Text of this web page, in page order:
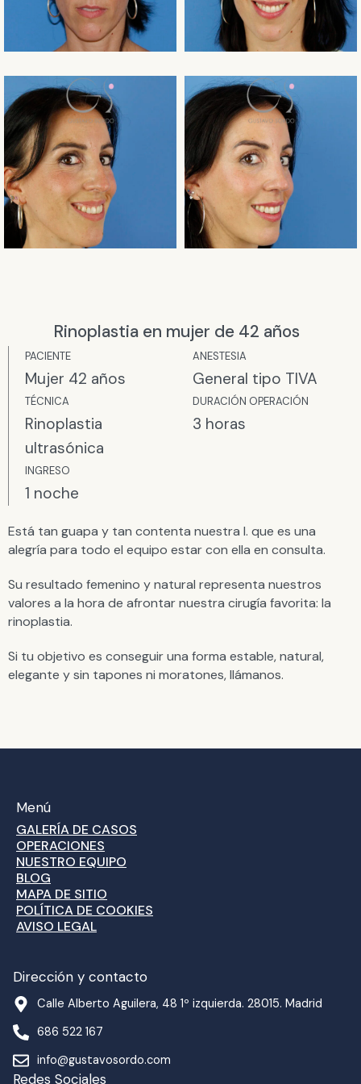
Rinoplastia en mujer de 42 años
PACIENTE
Mujer 42 años
TÉCNICA
Rinoplastia
ultrasónica
INGRESO
1 noche
ANESTESIA​
General tipo TIVA
DURACIÓN OPERACIÓN
3 horas
Está tan guapa y tan contenta nuestra I. que es una
alegría para todo el equipo estar con ella en consulta.
Su resultado femenino y natural representa nuestros
valores a la hora de afrontar nuestra cirugía favorita: la
rinoplastia.
Si tu objetivo es conseguir una forma estable, natural,
elegante y sin tapones ni moratones, llámanos.
Menú
GALERÍA DE CASOS
OPERACIONES
NUESTRO EQUIPO
BLOG
MAPA DE SITIO
POLÍTICA DE COOKIES
AVISO LEGAL
Dirección y contacto
Calle Alberto Aguilera, 48 1º izquierda. 28015. Madrid
686 522 167
info@gustavosordo.com
Redes Sociales